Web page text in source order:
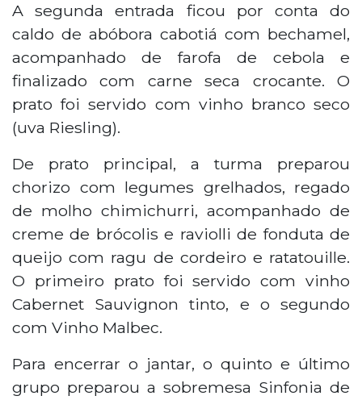
A segunda entrada ficou por conta do
caldo de abóbora cabotiá com bechamel,
acompanhado de farofa de cebola e
finalizado com carne seca crocante. O
prato foi servido com vinho branco seco
(uva Riesling).
De prato principal, a turma preparou
chorizo com legumes grelhados, regado
de molho chimichurri, acompanhado de
creme de brócolis e raviolli de fonduta de
queijo com ragu de cordeiro e ratatouille.
O primeiro prato foi servido com vinho
Cabernet Sauvignon tinto, e o segundo
com Vinho Malbec.
Para encerrar o jantar, o quinto e último
grupo preparou a sobremesa Sinfonia de